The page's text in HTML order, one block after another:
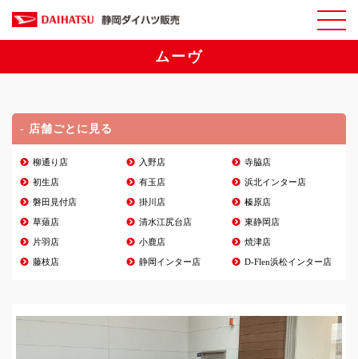
ムーヴ
- 店舗ごとに見る
柳通り店 入野店 寺脇店
初生店 有玉店 浜北インター店
磐田見付店 掛川店 榛原店
草薙店 清水江尻台店 東静岡店
片羽店 小鹿店 焼津店
藤枝店 静岡インター店 D-Flen浜松インター店